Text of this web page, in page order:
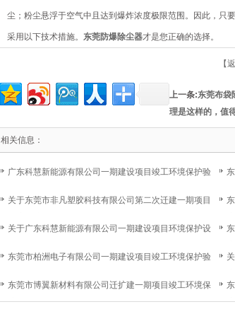
尘；粉尘悬浮于空气中且达到爆炸浓度极限范围。因此，只
采用以下技术措施。 东莞防爆除尘器才是您正确的选择。
【
上一条:东莞布袋
理是这样的，值
相关信息：
广东科慧新能源有限公司一期建设项目竣工环境保护验
关于东莞市非凡塑胶科技有限公司第二次迁建一期项目
关于广东科慧新能源有限公司一期建设项目环境保护设
东莞市柏洲电子有限公司一期建设项目竣工环境保护验
东莞市博翼新材料有限公司迁扩建一期项目竣工环境保
护验收意见